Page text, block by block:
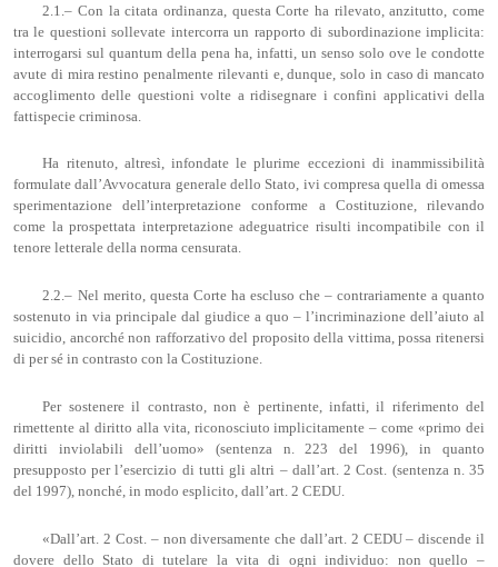
2.1.– Con la citata ordinanza, questa Corte ha rilevato, anzitutto, come
tra le questioni sollevate intercorra un rapporto di subordinazione implicita:
interrogarsi sul quantum della pena ha, infatti, un senso solo ove le condotte
avute di mira restino penalmente rilevanti e, dunque, solo in caso di mancato
accoglimento delle questioni volte a ridisegnare i confini applicativi della
fattispecie criminosa.
Ha ritenuto, altresì, infondate le plurime eccezioni di inammissibilità
formulate dall’Avvocatura generale dello Stato, ivi compresa quella di omessa
sperimentazione dell’interpretazione conforme a Costituzione, rilevando
come la prospettata interpretazione adeguatrice risulti incompatibile con il
tenore letterale della norma censurata.
2.2.– Nel merito, questa Corte ha escluso che – contrariamente a quanto
sostenuto in via principale dal giudice a quo – l’incriminazione dell’aiuto al
suicidio, ancorché non rafforzativo del proposito della vittima, possa ritenersi
di per sé in contrasto con la Costituzione.
Per sostenere il contrasto, non è pertinente, infatti, il riferimento del
rimettente al diritto alla vita, riconosciuto implicitamente – come «primo dei
diritti inviolabili dell’uomo» (sentenza n. 223 del 1996), in quanto
presupposto per l’esercizio di tutti gli altri – dall’art. 2 Cost. (sentenza n. 35
del 1997), nonché, in modo esplicito, dall’art. 2 CEDU.
«Dall’art. 2 Cost. – non diversamente che dall’art. 2 CEDU – discende il
dovere dello Stato di tutelare la vita di ogni individuo: non quello –